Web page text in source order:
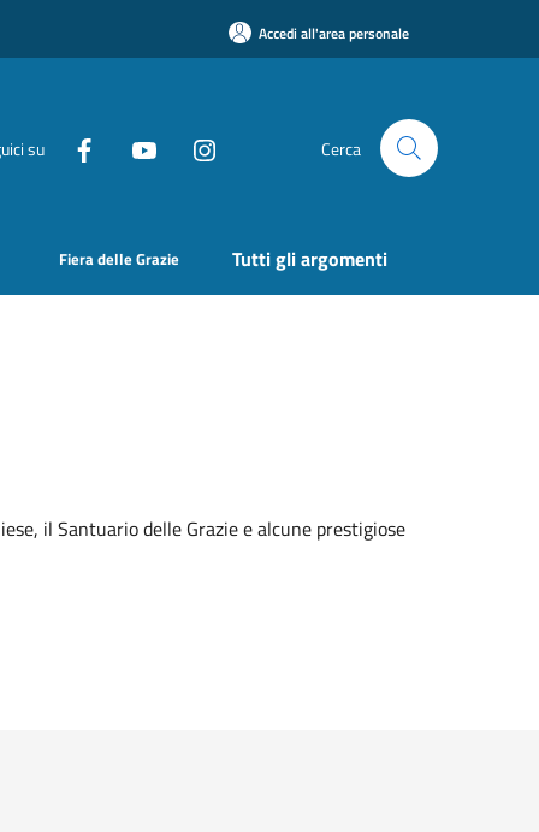
Accedi all'area personale
su Cerca
Fiera delle Grazie Tutti gli argomenti
il Santuario delle Grazie e alcune prestigiose